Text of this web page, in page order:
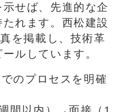
せば、先進的な企
れます。西松建設
を掲載し、技術革
ルしています。
のプロセスを明確